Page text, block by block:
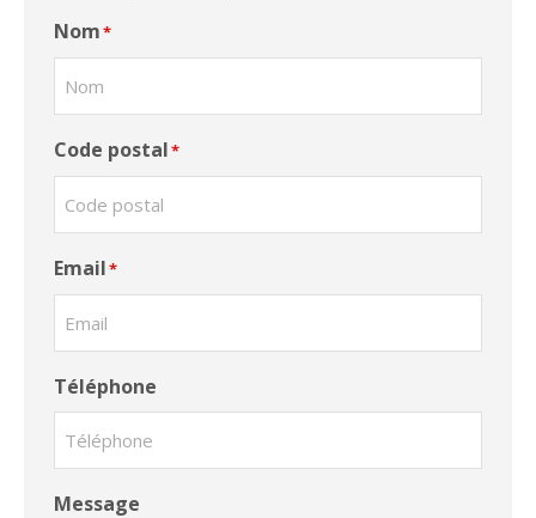
Nom*
Code postal*
Email*
Téléphone
Message